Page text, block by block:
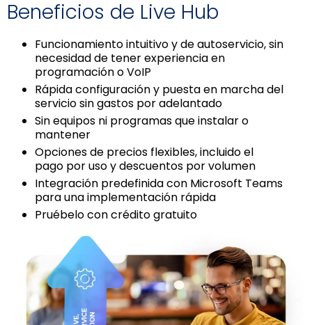
Beneficios de Live Hub
Funcionamiento intuitivo y de autoservicio, sin
necesidad de tener experiencia en
programación o VoIP
Rápida configuración y puesta en marcha del
servicio sin gastos por adelantado
Sin equipos ni programas que instalar o
mantener
Opciones de precios flexibles, incluido el
pago por uso y descuentos por volumen
Integración predefinida con Microsoft Teams
para una implementación rápida
Pruébelo con crédito gratuito